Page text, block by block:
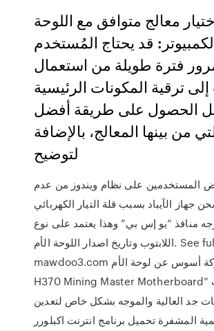
معالج متوافق مع اللوحة
قد يحتاج المُستخدم
فترة طويلة من استعمال
ترقية المكونات الرئيسية
الحصول على طريقة أفضل
من بينها المعالج، بالإضافة
لتوضيح
المستخدمين على نظام ويندوز من عدم
جهاز الآيباد بسبب قلة التيار الكهربائي
منافذ “يو إس بي” وهذا يعتمد على نوع
اللابتوب وتاريخ اصدار اللوحة الأم. See full list on
mawdoo3.com كشفت شركة أسوس عن لوحة الأم ”
H370 Mining Master Motherboard” التي جاءت
جد العالية والموجه بشكل خاص لتعدين
المشفرة تحميل برنامج انترنت اكبلورر